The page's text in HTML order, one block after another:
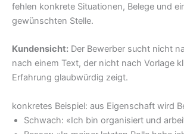
fehlen konkrete Situationen, Belege und
gewünschten Stelle.
Kundensicht: Der Bewerber sucht nicht
nach einem Text, der nicht nach Vorlage
Erfahrung glaubwürdig zeigt.
konkretes Beispiel: aus Eigenschaft wird
Schwach: «Ich bin organisiert und